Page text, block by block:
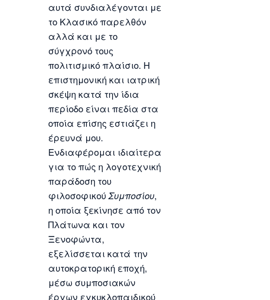
αυτά συνδιαλέγονται με
το Κλασικό παρελθόν
αλλά και με το
σύγχρονό τους
πολιτισμικό πλαίσιο. Η
επιστημονική και ιατρική
σκέψη κατά την ίδια
περίοδο είναι πεδία στα
οποία επίσης εστιάζει η
έρευνά μου.
Ενδιαφέρομαι ιδιαίτερα
για το πώς η λογοτεχνική
παράδοση του
φιλοσοφικούΣυμποσίου,
η οποία ξεκίνησε από τον
Πλάτωνα και τον
Ξενοφώντα,
εξελίσσεται κατά την
αυτοκρατορική εποχή,
μέσω συμποσιακών
έργων εγκυκλοπαιδικού